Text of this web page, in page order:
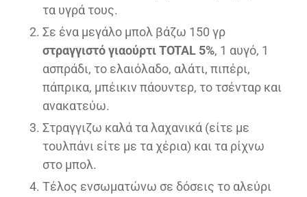
τα υγρά τους.
Σε ένα μεγάλο μπολ βάζω 150 γρ
στραγγιστό γιαούρτι TOTAL 5%, 1 αυγό, 1
ασπράδι, το ελαιόλαδο, αλάτι, πιπέρι,
πάπρικα, μπέικιν πάουντερ, το τσένταρ και
ανακατεύω.
Στραγγιζω καλά τα λαχανικά (είτε με
τουλπάνι είτε με τα χέρια) και τα ρίχνω
στο μπολ.
Τέλος ενσωματώνω σε δόσεις το αλεύρι